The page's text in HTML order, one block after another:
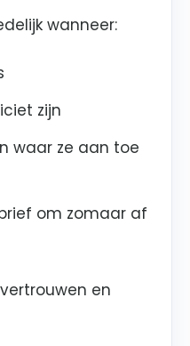
wanneer:
zijn
waar ze aan toe
om zomaar af
en